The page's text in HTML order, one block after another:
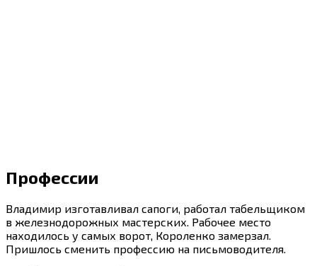
Профессии
Владимир изготавливал сапоги, работал табельщиком
в железнодорожных мастерских. Рабочее место
находилось у самых ворот, Короленко замерзал.
Пришлось сменить профессию на письмоводителя.